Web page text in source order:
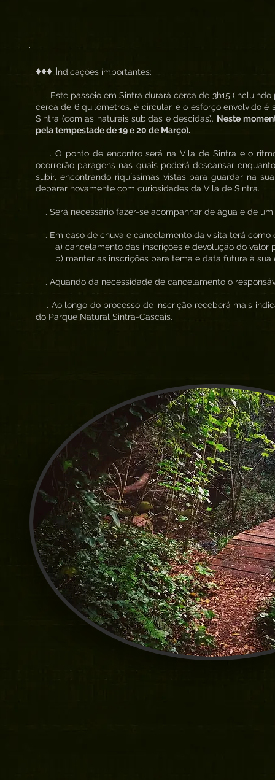
♦♦♦ Indicações importantes:
. Este passeio em Sintra durará cerca de 3h15
cerca de 6 quilómetros, é circular, e o esforço envolvido
Sintra (com as naturais subidas e descidas). Neste
pela tempestade de 19 e 20 de Março).
. O ponto de encontro será na Vila de Sintra e o
ocorrerão paragens nas quais poderá descansar
subir, encontrando riquíssimas vistas para guardar na
deparar novamente com curiosidades da Vila de Sintra.
. Será necessário fazer-se acompanhar de água e de
. Em caso de chuva e cancelamento da visita terá como
a) cancelamento das inscrições e devolução do valor
b) manter as inscrições para tema e data futura à sua
. Aquando da necessidade de cancelamento o
. Ao longo do processo de inscrição receberá mais
do Parque Natural Sintra-Cascais.